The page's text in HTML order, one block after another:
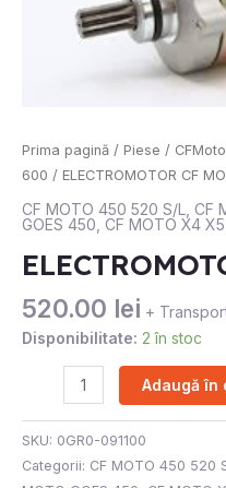
Prima pagină / Piese / CFMoto
600 / ELECTROMOTOR CF
CF MOTO 450 520 S/L CF
GOES 450 CF MOTO X4 X5
520.00 lei +
Disponibilitate: 2 în stoc
Cantitate
ELECTROMOTOR
CF
MOTO
Adaugă în
SKU: 0GR0-091100
Categorii: CF MOTO 450 520